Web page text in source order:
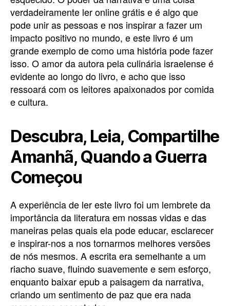
verdadeiramente ler online grátis e é algo que
pode unir as pessoas e nos inspirar a fazer um
impacto positivo no mundo, e este livro é um
grande exemplo de como uma história pode fazer
isso. O amor da autora pela culinária israelense é
evidente ao longo do livro, e acho que isso
ressoará com os leitores apaixonados por comida
e cultura.
Descubra, Leia, Compartilhe
Amanhã, Quando a Guerra
Começou
A experiência de ler este livro foi um lembrete da
importância da literatura em nossas vidas e das
maneiras pelas quais ela pode educar, esclarecer
e inspirar-nos a nos tornarmos melhores versões
de nós mesmos. A escrita era semelhante a um
riacho suave, fluindo suavemente e sem esforço,
enquanto baixar epub a paisagem da narrativa,
criando um sentimento de paz que era nada